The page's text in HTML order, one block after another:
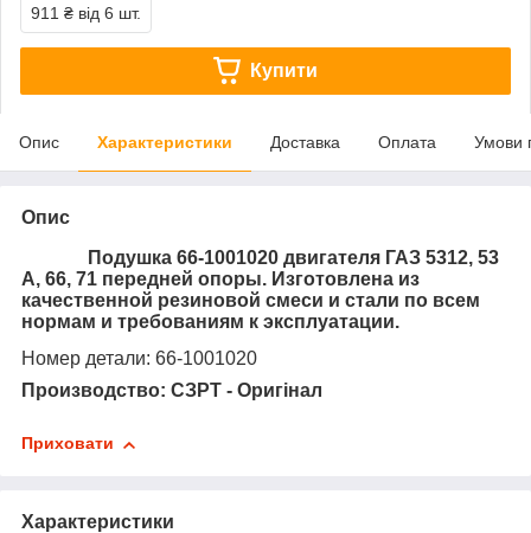
911 ₴ від 6 шт.
Купити
Опис Характеристики Доставка Оплата Умови
Опис
Подушка 66-1001020 двигателя ГАЗ 5312, 53
А, 66, 71 передней опоры. Изготовлена из
качественной резиновой смеси и стали по всем
нормам и требованиям к эксплуатации.
Номер детали: 66-1001020
Производство: СЗРТ - Оригінал
Приховати
Характеристики